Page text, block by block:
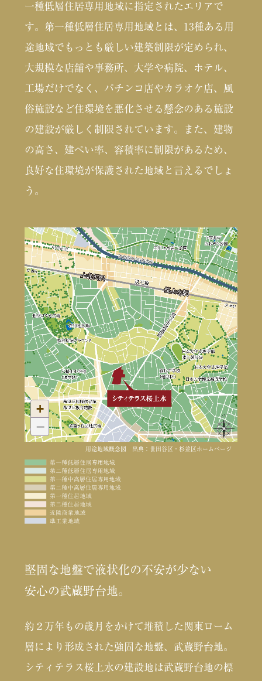
一種低層住居専用地域に指定されたエリアで
す。第一種低層住居専用地域とは、13種ある用
途地域でもっとも厳しい建築制限が定められ、
大規模な店舗や事務所、大学や病院、ホテル、
工場だけでなく、パチンコ店やカラオケ店、風
俗施設など住環境を悪化させる懸念のある施設
の建設が厳しく制限されています。また、建物
の高さ、建ぺい率、容積率に制限があるため、
良好な住環境が保護された地域と言えるでしょ
う。
+
−
用途地域概念図 出典：世田谷区・杉並区ホームページ
堅固な地盤で液状化の不安が少ない
安心の武蔵野台地。
約２万年もの歳月をかけて堆積した関東ローム
層により形成された強固な地盤、武蔵野台地。
シティテラス桜上水の建設地は武蔵野台地の標